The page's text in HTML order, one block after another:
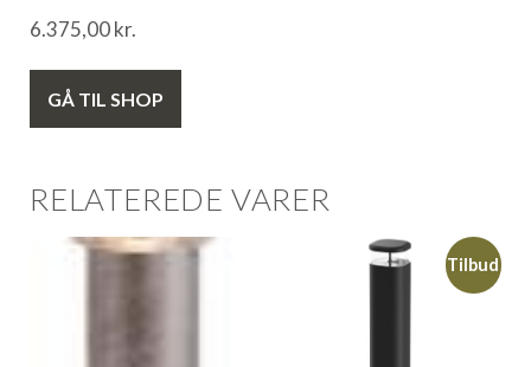
6.375,00kr.
GÅ TIL SHOP
RELATEREDE VARER
Tilbud